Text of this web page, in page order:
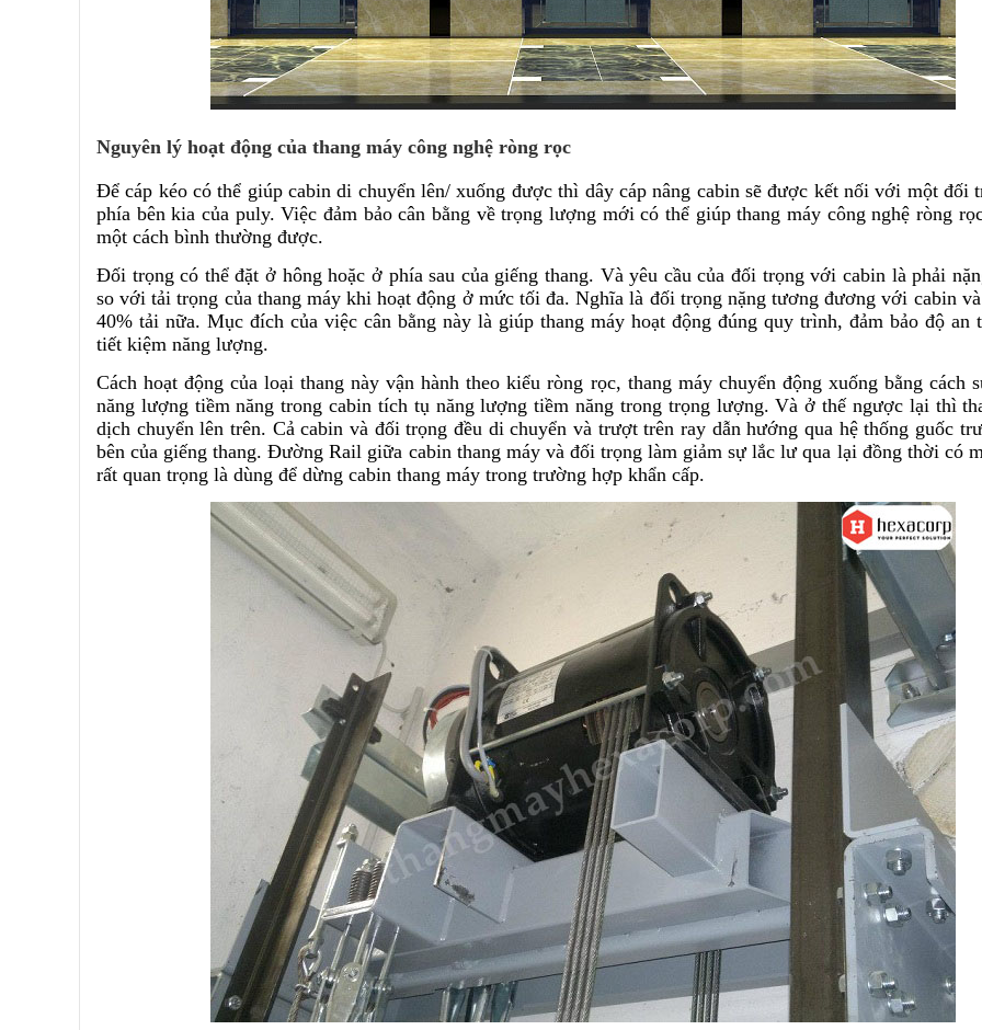
Nguyên lý hoạt động của thang máy công nghệ ròng rọc
Để cáp kéo có thể giúp cabin di chuyển lên/ xuống được thì dây cáp nâng cabin sẽ được kết nối với một đối
phía bên kia của puly. Việc đảm bảo cân bằng về trọng lượng mới có thể giúp thang máy công nghệ ròng
một cách bình thường được.
Đối trọng có thể đặt ở hông hoặc ở phía sau của giếng thang. Và yêu cầu của đối trọng với cabin là phải
so với tải trọng của thang máy khi hoạt động ở mức tối đa. Nghĩa là đối trọng nặng tương đương với cabin
40% tải nữa. Mục đích của việc cân bằng này là giúp thang máy hoạt động đúng quy trình, đảm bảo độ an
tiết kiệm năng lượng.
Cách hoạt động của loại thang này vận hành theo kiểu ròng rọc, thang máy chuyển động xuống bằng cách
năng lượng tiềm năng trong cabin tích tụ năng lượng tiềm năng trong trọng lượng. Và ở thế ngược lại thì
dịch chuyển lên trên. Cả cabin và đối trọng đều di chuyển và trượt trên ray dẫn hướng qua hệ thống guốc
bên của giếng thang. Đường Rail giữa cabin thang máy và đối trọng làm giảm sự lắc lư qua lại đồng thời có
rất quan trọng là dùng để dừng cabin thang máy trong trường hợp khẩn cấp.